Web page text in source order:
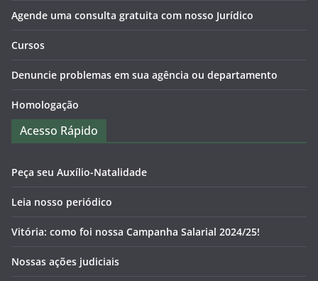
Agende uma consulta gratuita com nosso Jurídico
Cursos
Denuncie problemas em sua agência ou departamento
Homologação
Acesso Rápido
Peça seu Auxílio-Natalidade
Leia nosso periódico
Vitória: como foi nossa Campanha Salarial 2024/25!
Nossas ações judiciais